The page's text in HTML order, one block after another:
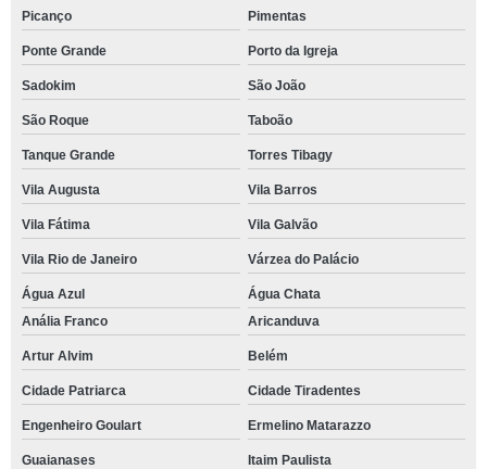
Picanço Pimentas
Ponte Grande Porto da Igreja
Sadokim São João
São Roque Taboão
Tanque Grande Torres Tibagy
Vila Augusta Vila Barros
Vila Fátima Vila Galvão
Vila Rio de Janeiro Várzea do Palácio
Água Azul
Água Chata
Anália Franco
Aricanduva
Artur Alvim Belém
Cidade Patriarca Cidade Tiradentes
Engenheiro Goulart Ermelino Matarazzo
Guaianases Itaim Paulista